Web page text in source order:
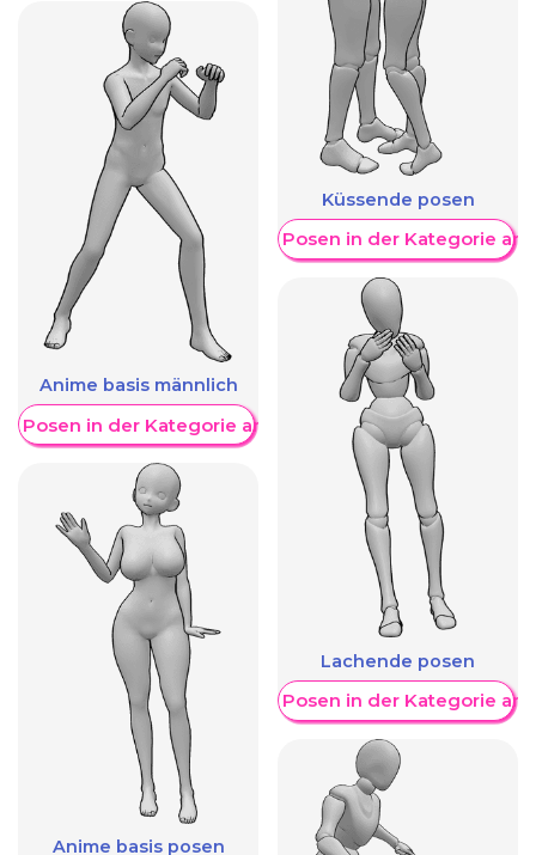
Anime basis männlich
Posen in der Kategorie anzeigen
Anime basis posen
Küssende posen
Weitere Posen in der Kategorie
Lachende posen
Weitere Posen in der Kategorie